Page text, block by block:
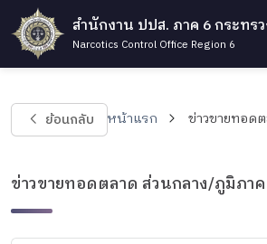
สำนักงาน ปปส. ภาค 6 กระทร
Narcotics Control Office Region 6
ย้อนกลับ หน้าแรก ข่าวขายทอด
ข่าวขายทอดตลาด ส่วนกลาง/ภูมิภาค